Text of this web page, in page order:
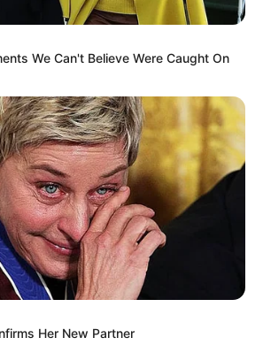
We Can't Believe Were Caught On
Her New Partner